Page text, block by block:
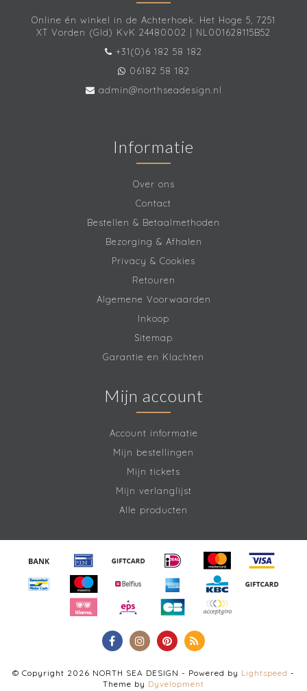
Online én winkel in de Achterhoek. Het Hoge 5, 7251
XT Vorden (Gld) KvK 24480002 | NL001628115B52
+31(0)6 182 58 182
06182 58 182
admin@northseadesign.nl
Informatie
Over ons
Contact
Bestellen & Betaalmethoden
Bezorging & Afhalen
Privacy & Cookies
Retouren
Algemene Voorwaarden
Inkoop
Sitemap
Garantie en Klachten
Mijn account
Account informatie
Mijn bestellingen
Mijn tickets
Mijn verlanglijst
Alle producten
© Copyright 2026 NORTH SEA DESIGN - Powered by Lightspeed -
Theme by Dyvelopment